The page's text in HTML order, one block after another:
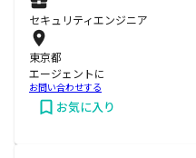
セキュリティエンジニア
東京都
エージェントに
お問い合わせする
お気に入り